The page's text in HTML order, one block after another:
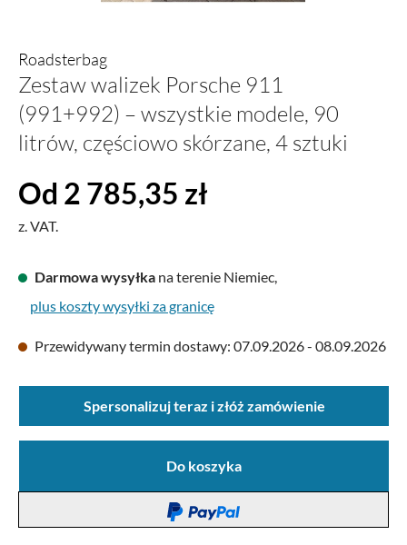
Roadsterbag
Zestaw walizek Porsche 911
(991+992) – wszystkie modele, 90
litrów, częściowo skórzane, 4 sztuki
Od 2 785,35 zł
z. VAT.
Darmowa wysyłka na terenie Niemiec,
plus koszty wysyłki za granicę
Przewidywany termin dostawy: 07.09.2026 - 08.09.2026
Spersonalizuj teraz i złóż zamówienie
Do koszyka